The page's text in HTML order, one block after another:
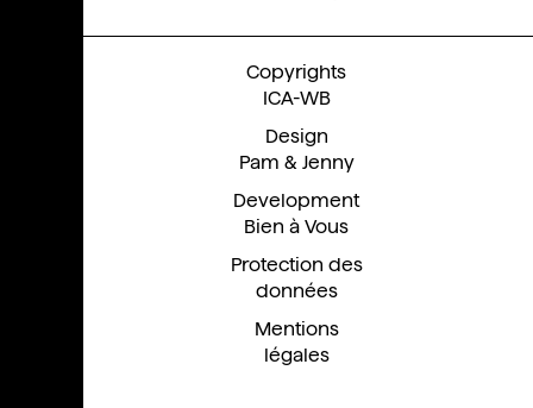
ICA-WB
Pam & Jenny
Bien à Vous
Protection des
données
Mentions
légales